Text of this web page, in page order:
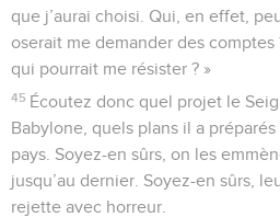
que j’aurai choisi. Qui, en effet,
oserait me demander des
qui pourrait me résister ? »
45 Écoutez donc quel projet le
Babylone, quels plans il a
pays. Soyez-en sûrs, on les
jusqu’au dernier. Soyez-en sûrs,
rejette avec horreur.